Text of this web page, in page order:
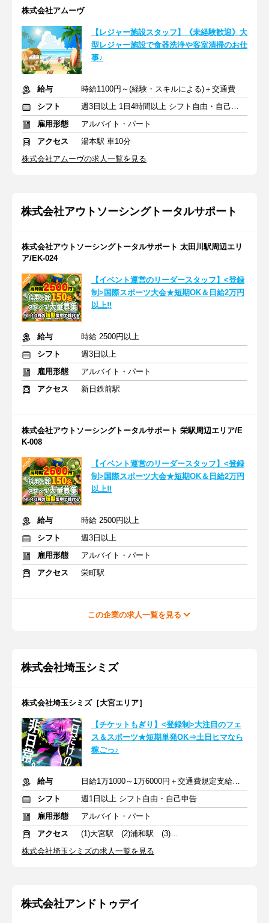
株式会社アムーヴ
【レジャー施設スタッフ】《未経験歓迎》大
型レジャー施設で食器洗浄や客室清掃のお仕
事♪
給与
時給1100円～(経験・スキルによる)＋交通費
シフト
週3日以上 1日4時間以上 シフト自由・自己申告
雇用形態
アルバイト・パート
アクセス
湯本駅 車10分
株式会社アムーヴの求人一覧を見る
株式会社アウトソーシングトータルサポート
株式会社アウトソーシングトータルサポート 太田川駅周辺エリ
ア/EK-024
【イベント運営のリーダースタッフ】<登録
制>国際スポーツ大会★短期OK＆日給2万円
以上!!
給与
時給 2500円以上
シフト
週3日以上
雇用形態
アルバイト・パート
アクセス
新日鉄前駅
株式会社アウトソーシングトータルサポート 栄駅周辺エリア/E
K-008
【イベント運営のリーダースタッフ】<登録
制>国際スポーツ大会★短期OK＆日給2万円
以上!!
給与
時給 2500円以上
シフト
週3日以上
雇用形態
アルバイト・パート
アクセス
栄町駅
この企業の求人一覧を見る
株式会社埼玉シミズ
株式会社埼玉シミズ［大宮エリア］
【チケットもぎり】<登録制>大注目のフェ
ス＆スポーツ★短期単発OK⇒土日ヒマなら
稼ごっ♪
給与
日給1万1000～1万6000円＋交通費規定支給 ※深夜割増含む
シフト
週1日以上 シフト自由・自己申告
雇用形態
アルバイト・パート
アクセス
(1)大宮駅 (2)浦和駅 (3)南越谷駅
株式会社埼玉シミズの求人一覧を見る
株式会社アンドトゥデイ